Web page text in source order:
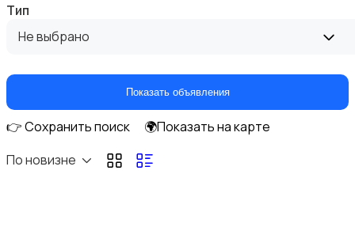
Тип
Не выбрано
Показать объявления
👉 Сохранить поиск
🌍Показать на карте
По новизне